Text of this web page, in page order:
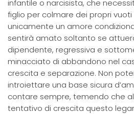
infantile o narcisista, che
figlio per colmare dei propri vuoti
unicamente un amore
sentirà amato soltanto se
dipendente, regressiva e
minacciato di abbandono nel
crescita e separazione. Non
introiettare una base sicura
contare sempre, temendo che
tentativo di crescita questo